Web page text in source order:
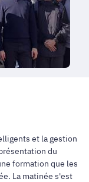
et la gestion
du
formation que les
La matinée s'est